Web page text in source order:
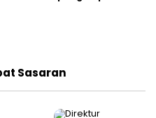
Sasaran